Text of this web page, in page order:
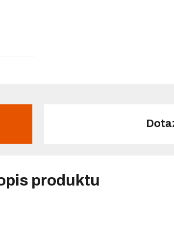
produktu